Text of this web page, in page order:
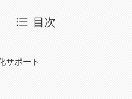
目次
サポート